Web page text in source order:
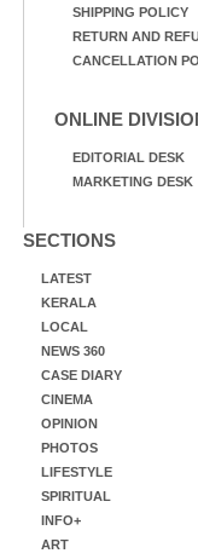
SHIPPING POLICY
RETURN AND
CANCELLATION
ONLINE
EDITORIAL DESK
MARKETING DESK
SECTIONS
LATEST
KERALA
LOCAL
NEWS 360
CASE DIARY
CINEMA
OPINION
PHOTOS
LIFESTYLE
SPIRITUAL
INFO+
ART